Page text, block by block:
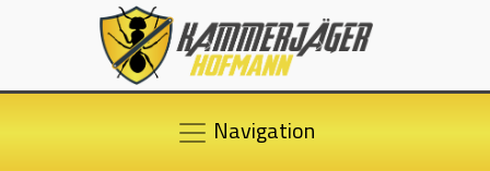
Navigation